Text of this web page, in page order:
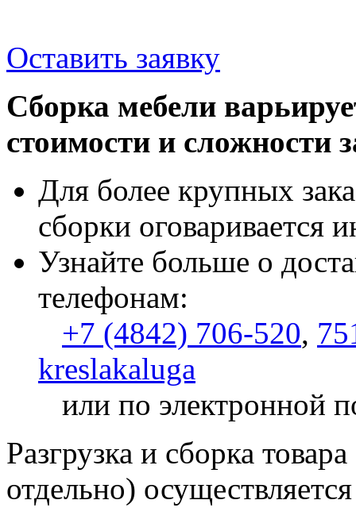
Оставить заявку
Сборка мебели
стоимости и сложности
Для более крупных
сборки оговаривается
Узнайте больше о
телефонам:
+7 (4842) 706-520,
kreslakaluga
или по электронной
Разгрузка и сборка
отдельно)